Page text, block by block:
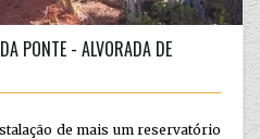
PONTE - ALVORADA DE
de mais um reservatório